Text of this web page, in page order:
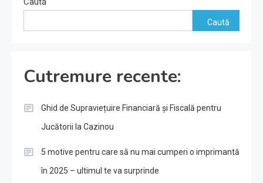
Caută
Cutremure recente:
Ghid de Supraviețuire Financiară și Fiscală pentru
Jucătorii la Cazinou
5 motive pentru care să nu mai cumperi o imprimantă
în 2025 – ultimul te va surprinde